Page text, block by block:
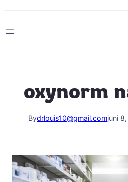
oxynorm
Bydrlouis10@gmail.comjuni